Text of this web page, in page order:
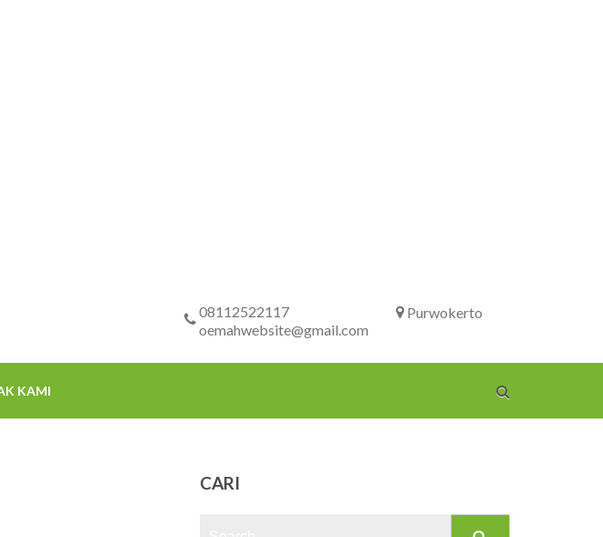
Purwokerto
08112522117
oemahwebsite@gmail.com
KAMI
CARI
Search